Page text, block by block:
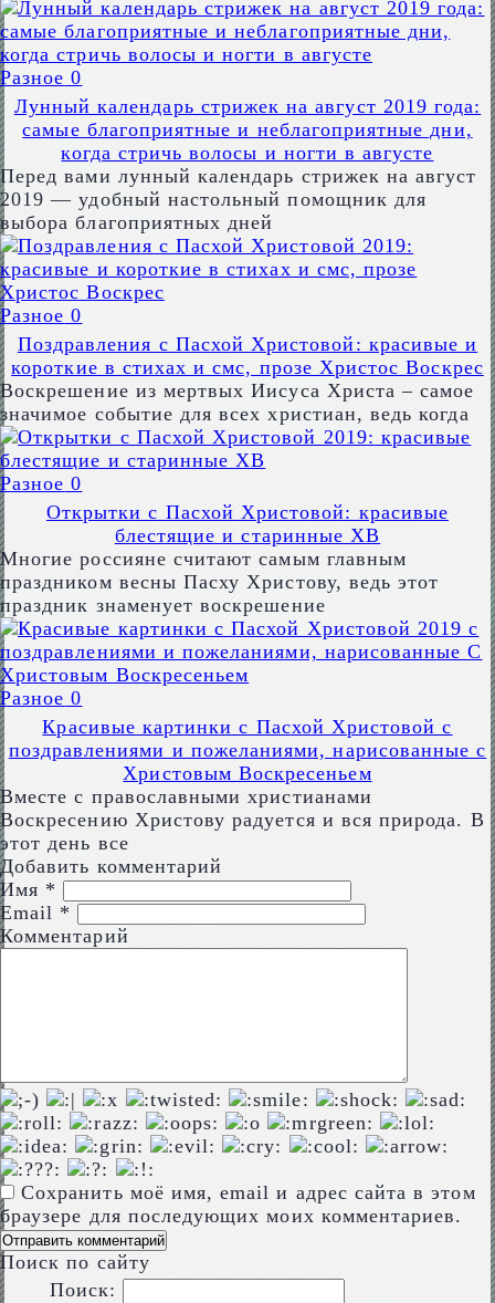
Разное 0
Лунный календарь стрижек на август 2019 года:
самые благоприятные и неблагоприятные дни,
когда стричь волосы и ногти в августе
Перед вами лунный календарь стрижек на август
2019 — удобный настольный помощник для
выбора благоприятных дней
Разное 0
Поздравления с Пасхой Христовой: красивые и
короткие в стихах и смс, прозе Христос Воскрес
Воскрешение из мертвых Иисуса Христа – самое
значимое событие для всех христиан, ведь когда
Разное 0
Открытки с Пасхой Христовой: красивые
блестящие и старинные ХВ
Многие россияне считают самым главным
праздником весны Пасху Христову, ведь этот
праздник знаменует воскрешение
Разное 0
Красивые картинки с Пасхой Христовой с
поздравлениями и пожеланиями, нарисованные с
Христовым Воскресеньем
Вместе с православными христианами
Воскресению Христову радуется и вся природа. В
этот день все
Добавить комментарий
Имя *
Email *
Комментарий
Сохранить моё имя, email и адрес сайта в этом
браузере для последующих моих комментариев.
Поиск по сайту
Поиск: